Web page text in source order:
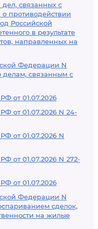
связанных с
противодействии
Российской
в результате
направленных на
Федерации N
делам, связанным с
от 01.07.2026
от 01.07.2026 N 24-
от 01.07.2026 N
от 01.07.2026 N 272-
от 01.07.2026
Федерации N
сделок,
на жилые